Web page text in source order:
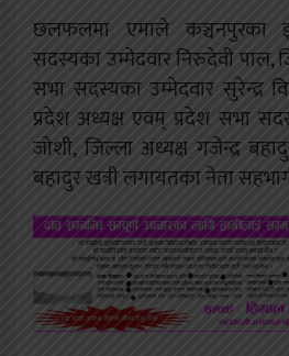
छलफलमा एमाले कञ्चनपुरका
सदस्यका उम्मेदवार निरुदेवी पाल,
सभा सदस्यका उम्मेदवार सुरेन्द्र
प्रदेश अध्यक्ष एवम् प्रदेश सभा
जोशी, जिल्ला अध्यक्ष गजेन्द्र
बहादुर खत्री लगायतका नेता